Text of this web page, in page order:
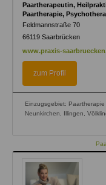
Paartherapeutin,
Paartherapie,
Feldmannstraße 70
66119 Saarbrücken
www.praxis-
zum Profil
Einzugsgebiet:
Neunkirchen, Illingen,